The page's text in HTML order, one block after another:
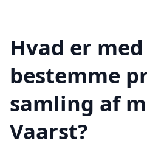
Hvad er
bestemme
samling af
Vaarst?